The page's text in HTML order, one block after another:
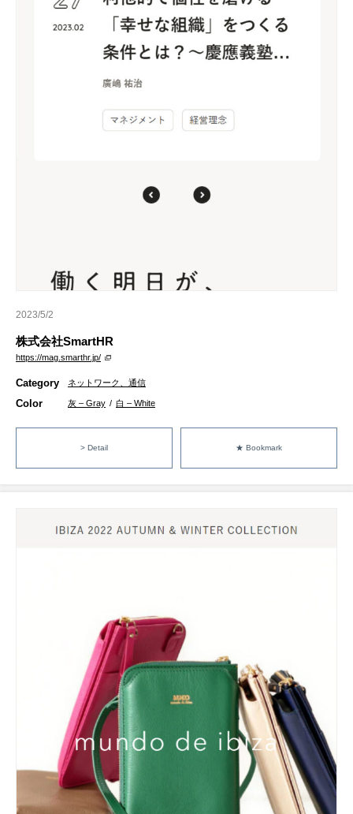
2023/5/2
株式会社SmartHR
https://mag.smarthr.jp/
Category ネットワーク、通信
Color 灰 – Gray / 白 – White
> Detail ★ Bookmark